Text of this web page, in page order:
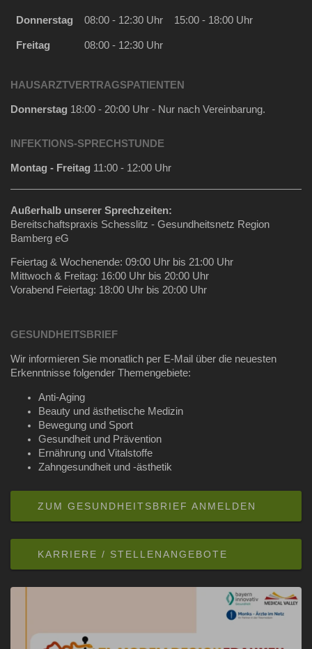
Donnerstag 08:00 - 12:30 Uhr 15:00 - 18:00 Uhr
Freitag 08:00 - 12:30 Uhr
HAUSARZTVERTRAGSPATIENTEN
Donnerstag 18:00 - 20:00 Uhr - Nur nach Vereinbarung.
INFEKTIONS-SPRECHSTUNDE
Montag - Freitag 11:00 - 12:00 Uhr
Außerhalb unserer Sprechzeiten:
Bereitschaftspraxis Schesslitz - Gesundheitsnetz Region
Bamberg eG
Feiertag & Wochenende: 09:00 Uhr bis 21:00 Uhr
Mittwoch & Freitag: 16:00 Uhr bis 20:00 Uhr
Vorabend Feiertag: 18:00 Uhr bis 20:00 Uhr
GESUNDHEITSBRIEF
Wir informieren Sie monatlich per E-Mail über die neuesten
Erkenntnisse folgender Themengebiete:
Anti-Aging
Beauty und ästhetische Medizin
Bewegung und Sport
Gesundheit und Prävention
Ernährung und Vitalstoffe
Zahngesundheit und -ästhetik
ZUM GESUNDHEITSBRIEF ANMELDEN
KARRIERE / STELLENANGEBOTE